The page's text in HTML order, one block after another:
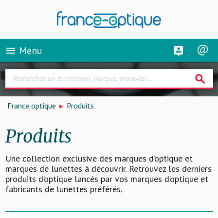
menu Menu
search
France optique Produits
Produits
Une collection exclusive des marques d’optique et
marques de lunettes à découvrir. Retrouvez les derniers
produits d’optique lancés par vos marques d’optique et
fabricants de lunettes préférés.